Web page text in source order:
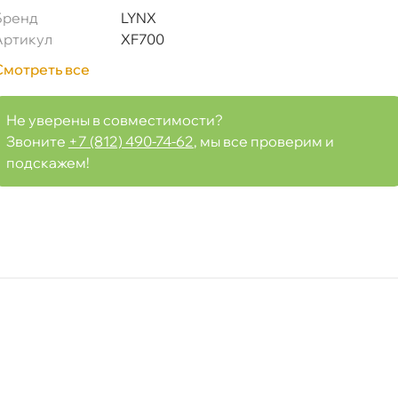
LYNX
XF700
все
Не уверены в совместимости?
Звоните +7 (812) 490-74-62, мы все проверим и
подскажем!
06.08 (при заказе от 2000₽) Срочная за 2 ч – 399 ₽